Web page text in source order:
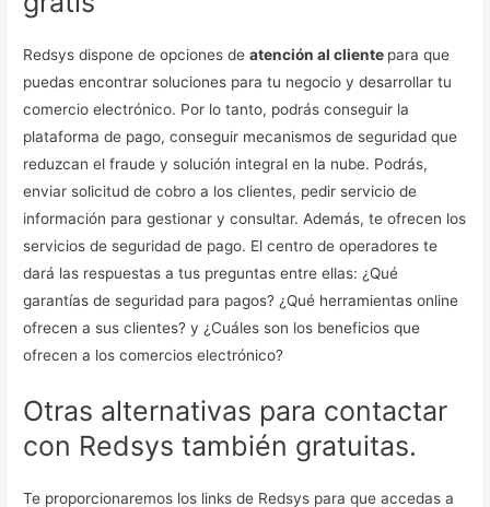
Redsys dispone de opciones deatención al cliente para que
puedas encontrar soluciones para tu negocio y desarrollar tu
comercio electrónico. Por lo tanto, podrás conseguir la
plataforma de pago, conseguir mecanismos de seguridad que
reduzcan el fraude y solución integral en la nube. Podrás,
enviar solicitud de cobro a los clientes, pedir servicio de
información para gestionar y consultar. Además, te ofrecen los
servicios de seguridad de pago. El centro de operadores te
dará las respuestas a tus preguntas entre ellas: ¿Qué
garantías de seguridad para pagos? ¿Qué herramientas online
ofrecen a sus clientes? y ¿Cuáles son los beneficios que
ofrecen a los comercios electrónico?
Otras alternativas para contactar
con Redsys también gratuitas.
Te proporcionaremos los links de Redsys para que accedas a